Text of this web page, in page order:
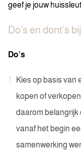
geef je jouw
Do’s en dont’s
Do’s
Kies op basis van
kopen of
daarom belangrijk
vanaf het begin
samenwerking